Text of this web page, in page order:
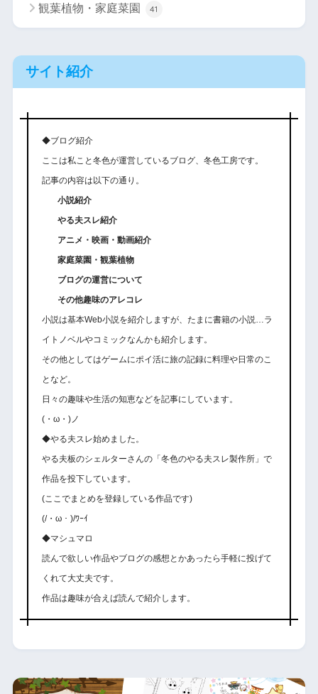
観葉植物・家庭菜園 41
サイト紹介
◆ブログ紹介
ここは私こと冬色が運営しているブログ、冬色工房です。
記事の内容は以下の通り。
小説紹介
やる夫スレ紹介
アニメ・映画・動画紹介
家庭菜園・観葉植物
ブログの運営について
その他趣味のアレコレ
小説は基本Web小説を紹介しますが、たまに書籍の小説…ラ
イトノベルやコミックなんかも紹介します。
その他としてはゲームにポイ活に旅の記録に料理や日常のこ
となど。
日々の趣味や生活の知恵などを記事にしています。
(・ω・)ノ
◆やる夫スレ始めました。
やる夫板のシェルターさんの「冬色のやる夫スレ製作所」で
作品を投下しています。
(ここでまとめを登録している作品です)
(/・ω・)/ﾜｰｲ
◆マシュマロ
読んで欲しい作品やブログの感想とかあったら手軽に投げて
くれて大丈夫です。
作品は趣味が合えば読んで紹介します。